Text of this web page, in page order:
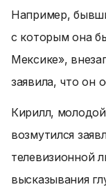
Например,
с которым она
Мексике»,
заявила, что он
Кирилл,
возмутился
телевизионной
высказывания